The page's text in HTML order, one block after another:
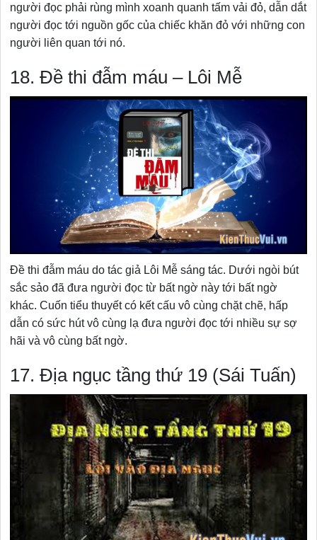
người đọc phải rùng mình xoanh quanh tấm vải đỏ, dẫn dắt
người đọc tới nguồn gốc của chiếc khăn đỏ với những con
người liên quan tới nó.
18. Đề thi đẫm máu – Lôi Mễ
Đề thi đẫm máu do tác giả Lôi Mễ sáng tác. Dưới ngòi bút
sắc sảo đã đưa người đọc từ bất ngờ này tới bất ngờ
khác. Cuốn tiểu thuyết có kết cấu vô cùng chặt chẽ, hấp
dẫn có sức hút vô cùng lạ đưa người đọc tới nhiều sự sợ
hãi và vô cùng bất ngờ.
17. Địa ngục tầng thứ 19 (Sái Tuấn)